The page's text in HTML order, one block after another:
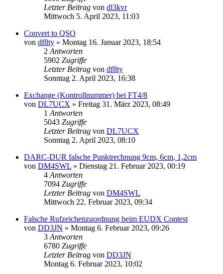
Letzter Beitrag von dl3kvr
Mittwoch 5. April 2023, 11:03
Convert to QSO
von df8ty » Montag 16. Januar 2023, 18:54
2 Antworten
5902 Zugriffe
Letzter Beitrag von df8ty
Sonntag 2. April 2023, 16:38
Exchange (Kontrollnummer) bei FT4/8
von DL7UCX » Freitag 31. März 2023, 08:49
1 Antworten
5043 Zugriffe
Letzter Beitrag von DL7UCX
Sonntag 2. April 2023, 08:10
DARC-DUR falsche Punktrechnung 9cm, 6cm, 1,2cm
von DM4SWL » Dienstag 21. Februar 2023, 00:19
4 Antworten
7094 Zugriffe
Letzter Beitrag von DM4SWL
Mittwoch 22. Februar 2023, 09:34
Falsche Rufzeichenzuordnung beim EUDX Contest
von DD3JN » Montag 6. Februar 2023, 09:26
3 Antworten
6780 Zugriffe
Letzter Beitrag von DD3JN
Montag 6. Februar 2023, 10:02